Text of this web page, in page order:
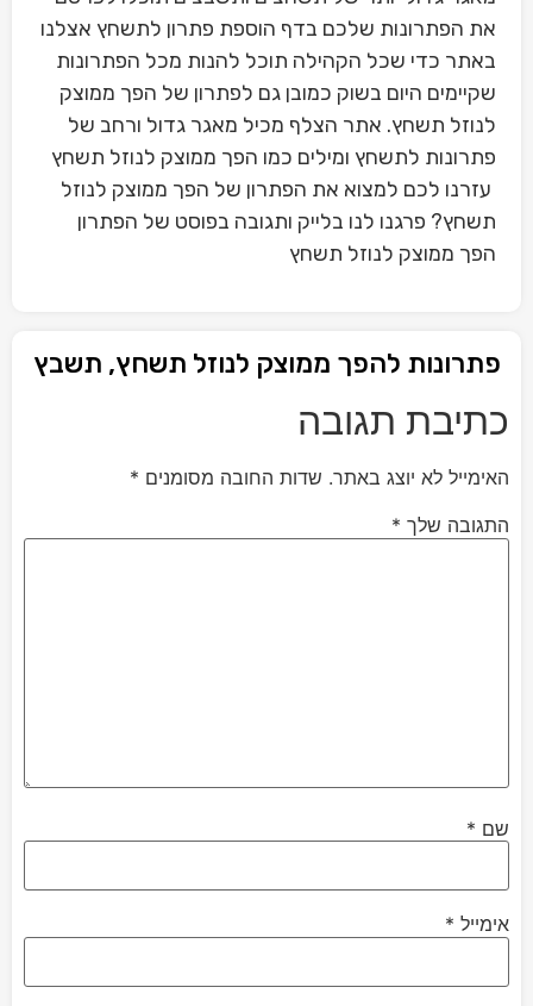
את הפתרונות שלכם בדף הוספת פתרון לתשחץ אצלנו
באתר כדי שכל הקהילה תוכל להנות מכל הפתרונות
שקיימים היום בשוק כמובן גם לפתרון של הפך ממוצק
לנוזל תשחץ. אתר הצלף מכיל מאגר גדול ורחב של
פתרונות לתשחץ ומילים כמו הפך ממוצק לנוזל תשחץ
עזרנו לכם למצוא את הפתרון של הפך ממוצק לנוזל
תשחץ? פרגנו לנו בלייק ותגובה בפוסט של הפתרון
הפך ממוצק לנוזל תשחץ
פתרונות להפך ממוצק לנוזל תשחץ, תשבץ
כתיבת תגובה
האימייל לא יוצג באתר. שדות החובה מסומנים *
התגובה שלך *
שם *
אימייל *